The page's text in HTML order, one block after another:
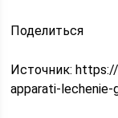
Поделиться
Источник:
apparati-